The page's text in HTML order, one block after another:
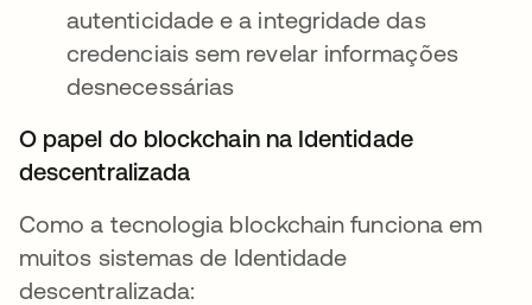
autenticidade e a integridade das
credenciais sem revelar informações
desnecessárias
O papel do blockchain na Identidade
descentralizada
Como a tecnologia blockchain funciona em
muitos sistemas de Identidade
descentralizada: